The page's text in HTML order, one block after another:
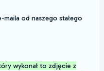
od naszego stałego
wykonał to zdjęcie z